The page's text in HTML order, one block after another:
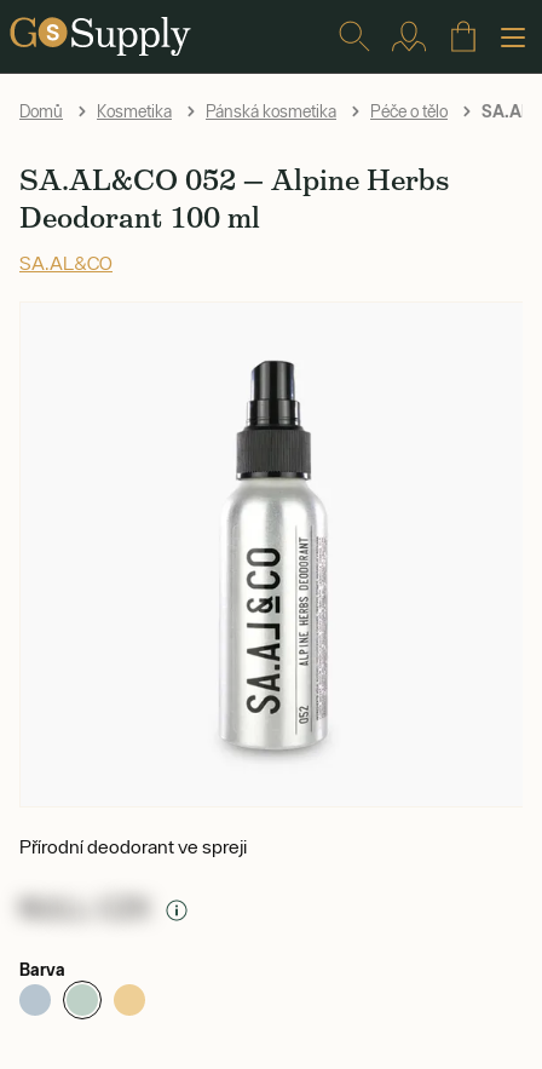
Domů Kosmetika Pánská kosmetika Péče o tělo
SA.AL&CO 052 — Alpine Herbs
Deodorant 100 ml
SA.AL&CO
Přírodní deodorant ve spreji
NULL CZK
Barva